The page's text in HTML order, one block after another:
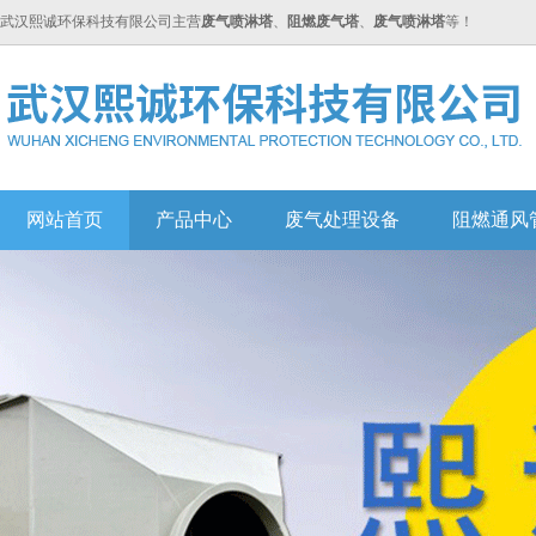
武汉熙诚环保科技有限公司主营废气喷淋塔、 阻燃废气塔、 废气喷淋塔等！
网站首页 产品中心 废气处理设备 阻燃通风